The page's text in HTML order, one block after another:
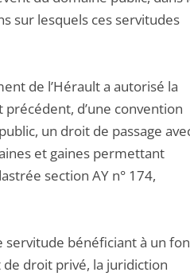
sur lesquels ces servitudes
de l’Hérault a autorisé la
d’une convention
un droit de passage
et gaines permettant
section AY n° 174,
servitude bénéficiant à un
droit privé, la juridiction